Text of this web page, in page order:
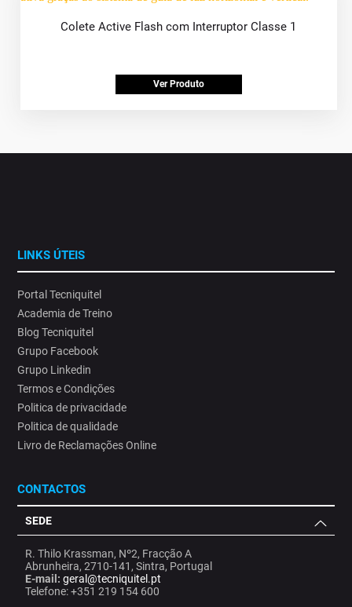
Colete Active Flash com Interruptor Classe 1
Ver Produto
LINKS ÚTEIS
Portal Tecniquitel
Academia de Treino
Blog Tecniquitel
Grupo Facebook
Grupo Linkedin
Termos e Condições
Politica de privacidade
Politica de qualidade
Livro de Reclamações Online
CONTACTOS
SEDE
R. Thilo Krassman, Nº2, Fracção A
Abrunheira, 2710-141, Sintra, Portugal
E-mail: geral@tecniquitel.pt
Telefone: +351 219 154 600